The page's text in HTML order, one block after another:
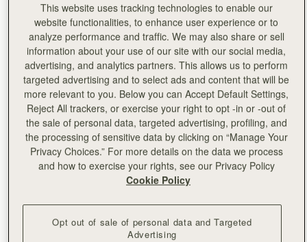
見解は、フォロワーに挑戦を促しつつ教育的な気づきを与
えています。
ストラスベリーとヴォルカン氏の関係が始まったのは2022
年、彼がフォロワーからのリクエストに応えて、私たちの
ナノトートを分解・検証したときのことでした。そのと
き、私たちの熟練したクラフトマンシップの秘密が明らか
になったのです。ナノトートは彼の基準を満たしただけで
なく、それを上回る品質を備えており、素材と職人技への
こだわりに対して高い評価をいただきました。
ヴォルカン氏をストラスベリーのエディンバラ・タウンハ
ウスにお迎えし、新たなドキュメンタリーシリーズ
「People Changing Fashion」の初回にて、私たちの物語
を直接お伝えできたことを、大変光栄に思います。以下よ
りご覧ください…
This website uses tracking technologies to enable our
website functionalities, to enhance user experience or to
analyze performance and traffic. We may also share or sell
information about your use of our site with our social media,
advertising, and analytics partners. This allows us to perform
targeted advertising and to select ads and content that will be
more relevant to you. Below you can Accept Default Settings,
Reject All trackers, or exercise your right to opt -in or -out of
the sale of personal data, targeted advertising, profiling, and
the processing of sensitive data by clicking on “Manage Your
Privacy Choices.” For more details on the data we process
and how to exercise your rights, see our Privacy Policy
Cookie Policy
Opt out of sale of personal data and Targeted
Advertising